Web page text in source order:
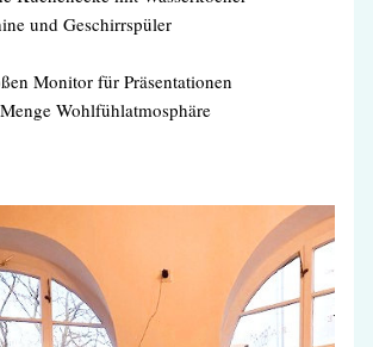
und Geschirrspüler
Monitor für Präsentationen
Wohlfühlatmosphäre